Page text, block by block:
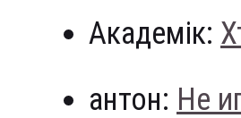
Академік:
антон: Не